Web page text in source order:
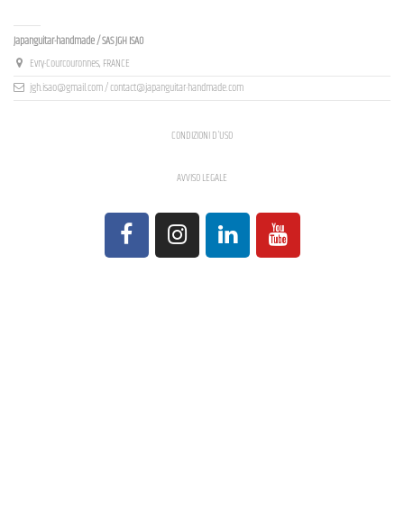
Japanguitar-handmade / SAS JGH ISAO
Evry-Courcouronnes, FRANCE
jgh.isao@gmail.com / contact@japanguitar-handmade.com
CONDIZIONI D'USO
AVVISO LEGALE